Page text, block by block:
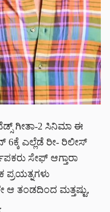
ಗೀತಾ-2 ಸಿನಿಮಾ ಈ
ಎಲ್ಲೆಡೆ ರೀ- ರಿಲೀಸ್
ಸೇಫ್ ಆಗ್ತಾರಾ
ಪ್ರಯತ್ನಗಳು
ತಂಡದಿಂದ ಮತ್ತಷ್ಟು,